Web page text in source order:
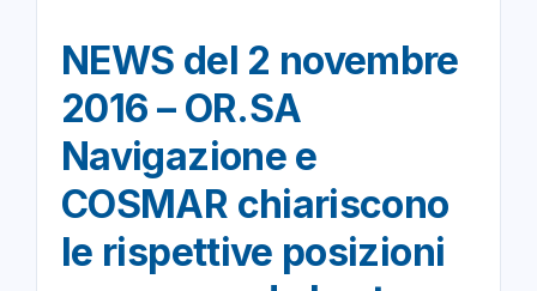
NEWS del 2 novembre
2016 – OR.SA
Navigazione e
COSMAR chiariscono
le rispettive posizioni